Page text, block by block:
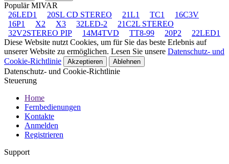
Populär MIVAR
26LED1
20SL CD STEREO 21L1 TC1
16C3V
16P1
X2 X3 32LED-2
21C2L STEREO
32V2STEREO PIP
14M4TVD TT8-99 20P2
22LED1
Diese Website nutzt Cookies, um für Sie das beste Erlebnis auf
unserer Website zu ermöglichen. Lesen Sie unsere Datenschutz- und
Cookie-Richtlinie
Akzeptieren Ablehnen
Datenschutz- und Cookie-Richtlinie
Steuerung
Home
Fernbedienungen
Kontakte
Anmelden
Registrieren
Support